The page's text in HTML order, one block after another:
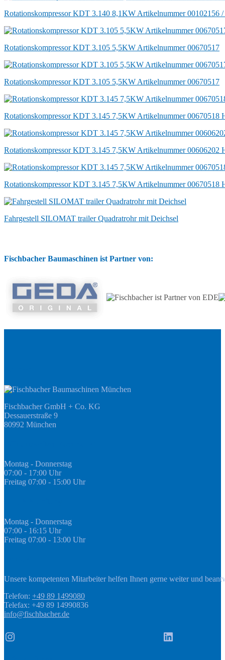
Rotationskompressor KDT 3.140 8,1KW Artikelnummer 00102156
Rotationskompressor KDT 3.105 5,5KW Artikelnummer 00670517
Rotationskompressor KDT 3.105 5,5KW Artikelnummer 00670517
Rotationskompressor KDT 3.145 7,5KW Artikelnummer 00670518
Rotationskompressor KDT 3.145 7,5KW Artikelnummer 00606202
Rotationskompressor KDT 3.145 7,5KW Artikelnummer 00670518
Fahrgestell SILOMAT trailer Quadratrohr mit Deichsel
Fischbacher Baumaschinen ist Partner von:
Fischbacher GmbH + Co. KG
Dessauerstraße 9
80992 München
Montag - Donnerstag
07:00 - 17:00 Uhr
Freitag 07:00 - 15:00 Uhr
Montag - Donnerstag
07:00 - 16:15 Uhr
Freitag 07:00 - 13:00 Uhr
Unsere kompetenten Mitarbeiter helfen Ihnen gerne weiter und
Telefon: +49 89 1499080
Telefax: +49 89 14990836
info@fischbacher.de
Instagram LinkedIn